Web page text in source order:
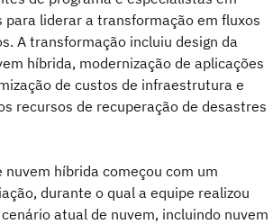
para liderar a transformação em fluxos
A transformação incluiu design da
híbrida, modernização de aplicações
de custos de infraestrutura e
recursos de recuperação de desastres
nuvem híbrida começou com um
durante o qual a equipe realizou
atual de nuvem, incluindo nuvem